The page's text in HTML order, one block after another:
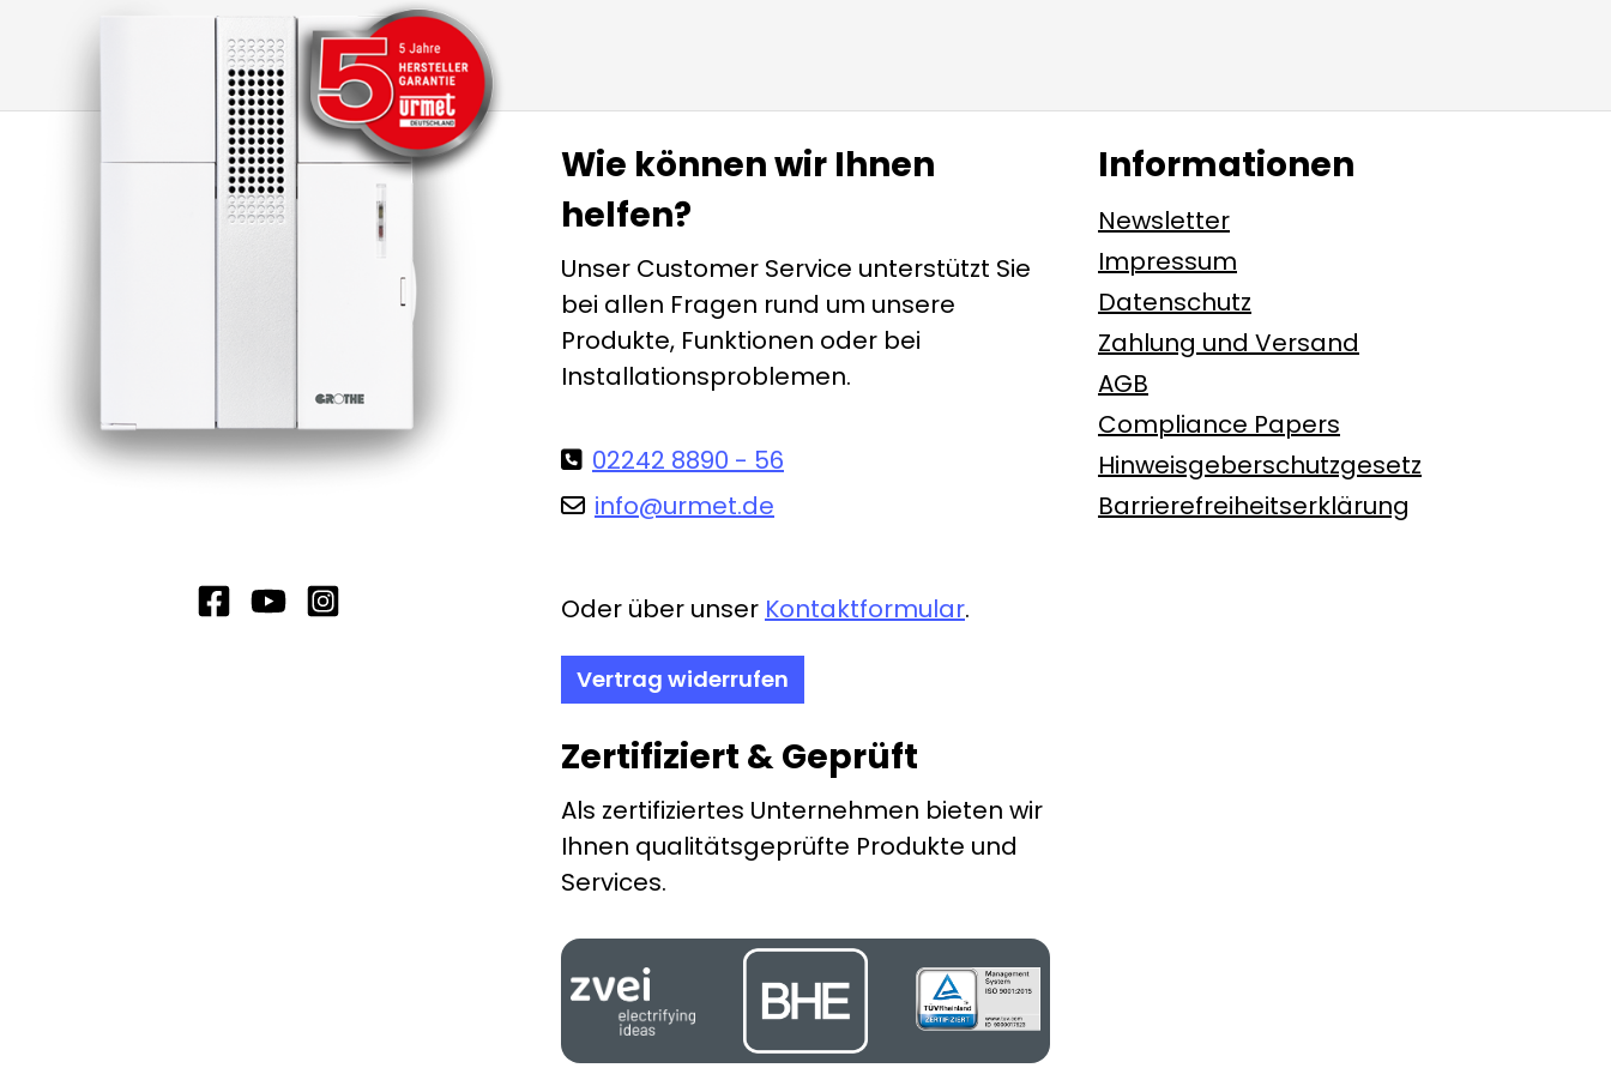
Wie können wir Ihnen
helfen?
Unser Customer Service unterstützt Sie
bei allen Fragen rund um unsere
Produkte, Funktionen oder bei
Installationsproblemen.
02242 8890 - 56
info@urmet.de
Oder über unser Kontaktformular.
Vertrag widerrufen
Zertifiziert & Geprüft
Als zertifiziertes Unternehmen bieten wir
Ihnen qualitätsgeprüfte Produkte und
Services.
Informationen
Newsletter
Impressum
Datenschutz
Zahlung und Versand
AGB
Compliance Papers
Hinweisgeberschutzgesetz
Barrierefreiheitserklärung